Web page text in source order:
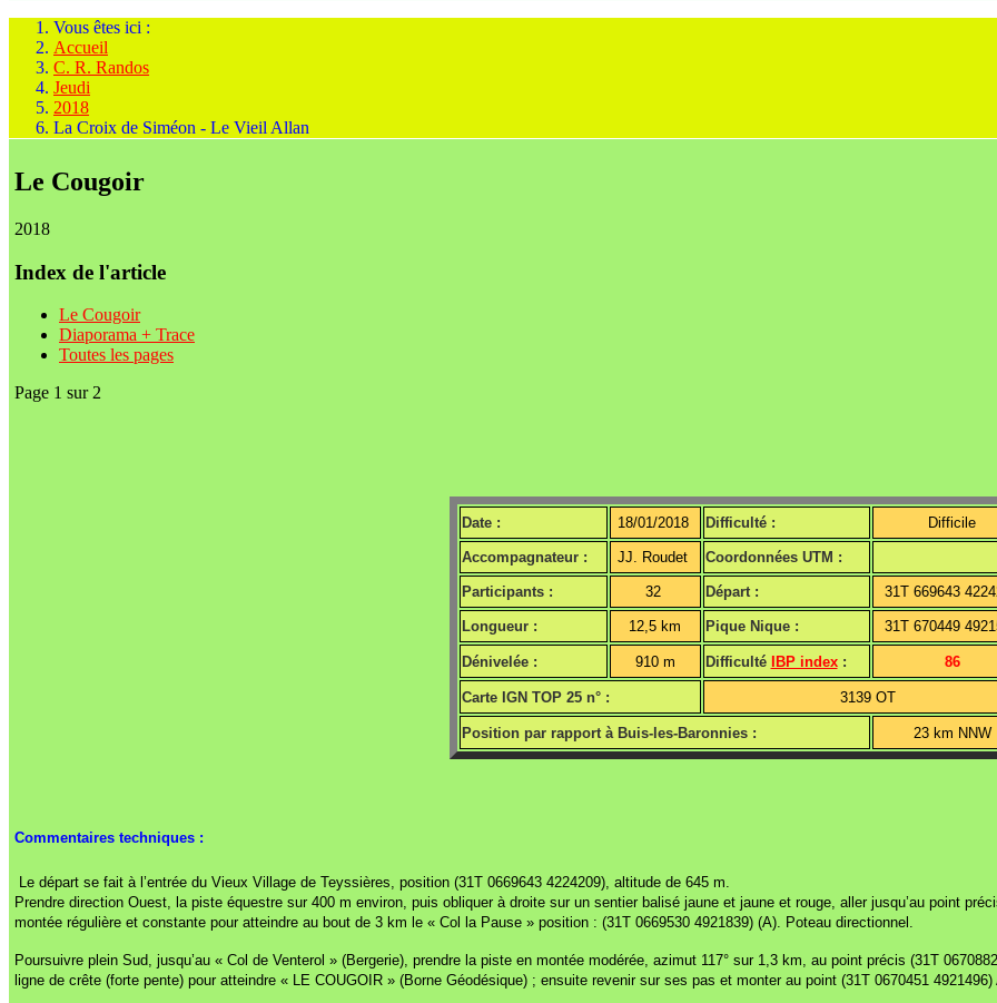
Vous êtes ici :
Accueil
C. R. Randos
Jeudi
2018
La Croix de Siméon - Le Vieil Allan
Le Cougoir
2018
Index de l'article
Le Cougoir
Diaporama + Trace
Toutes les pages
Page 1 sur 2
Date : 18/01/2018 Difficulté : Difficile
Accompagnateur : JJ. Roudet Coordonnées UTM :
Participants : 32 Départ : 31T 669643
Longueur : 12,5 km Pique Nique : 31T 670449
Dénivelée : 910 m Difficulté IBP index: 86
Carte IGN TOP 25 n° : 3139 OT
Position par rapport à Buis-les-Baronnies : 23 km NNW
Commentaires techniques :
Le départ se fait à l’entrée du Vieux Village de Teyssières, position (31T 0669643 4224209), altitude de 645 m.
Prendre direction Ouest, la piste équestre sur 400 m environ, puis obliquer à droite sur un sentier balisé jaune et jaune et rouge, aller jusqu’au point
montée régulière et constante pour atteindre au bout de 3 km le « Col la Pause » position : (31T 0669530 4921839) (A). Poteau directionnel.
Poursuivre plein Sud, jusqu’au « Col de Venterol » (Bergerie), prendre la piste en montée modérée, azimut 117° sur 1,3 km, au point précis (31T
ligne de crête (forte pente) pour atteindre « LE COUGOIR » (Borne Géodésique) ; ensuite revenir sur ses pas et monter au point (31T 0670451